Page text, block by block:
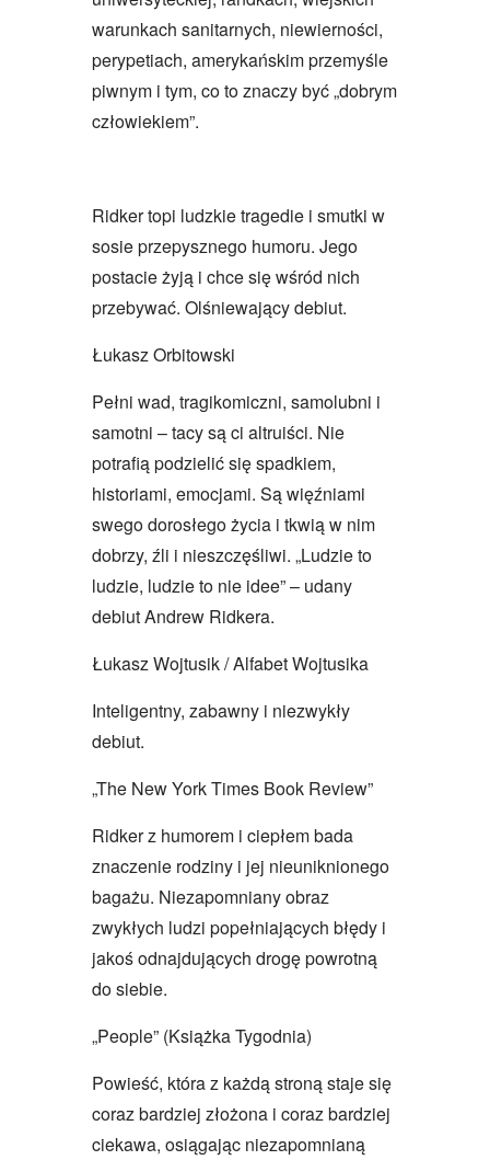
warunkach sanitarnych, niewierności,
perypetiach, amerykańskim przemyśle
piwnym i tym, co to znaczy być „dobrym
człowiekiem”.
Ridker topi ludzkie tragedie i smutki w
sosie przepysznego humoru. Jego
postacie żyją i chce się wśród nich
przebywać. Olśniewający debiut.
Łukasz Orbitowski
Pełni wad, tragikomiczni, samolubni i
samotni – tacy są ci altruiści. Nie
potrafią podzielić się spadkiem,
historiami, emocjami. Są więźniami
swego dorosłego życia i tkwią w nim
dobrzy, źli i nieszczęśliwi. „Ludzie to
ludzie, ludzie to nie idee” – udany
debiut Andrew Ridkera.
Łukasz Wojtusik / Alfabet Wojtusika
Inteligentny, zabawny i niezwykły
debiut.
„The New York Times Book Review”
Ridker z humorem i ciepłem bada
znaczenie rodziny i jej nieuniknionego
bagażu. Niezapomniany obraz
zwykłych ludzi popełniających błędy i
jakoś odnajdujących drogę powrotną
do siebie.
„People” (Książka Tygodnia)
Powieść, która z każdą stroną staje się
coraz bardziej złożona i coraz bardziej
ciekawa, osiągając niezapomnianą